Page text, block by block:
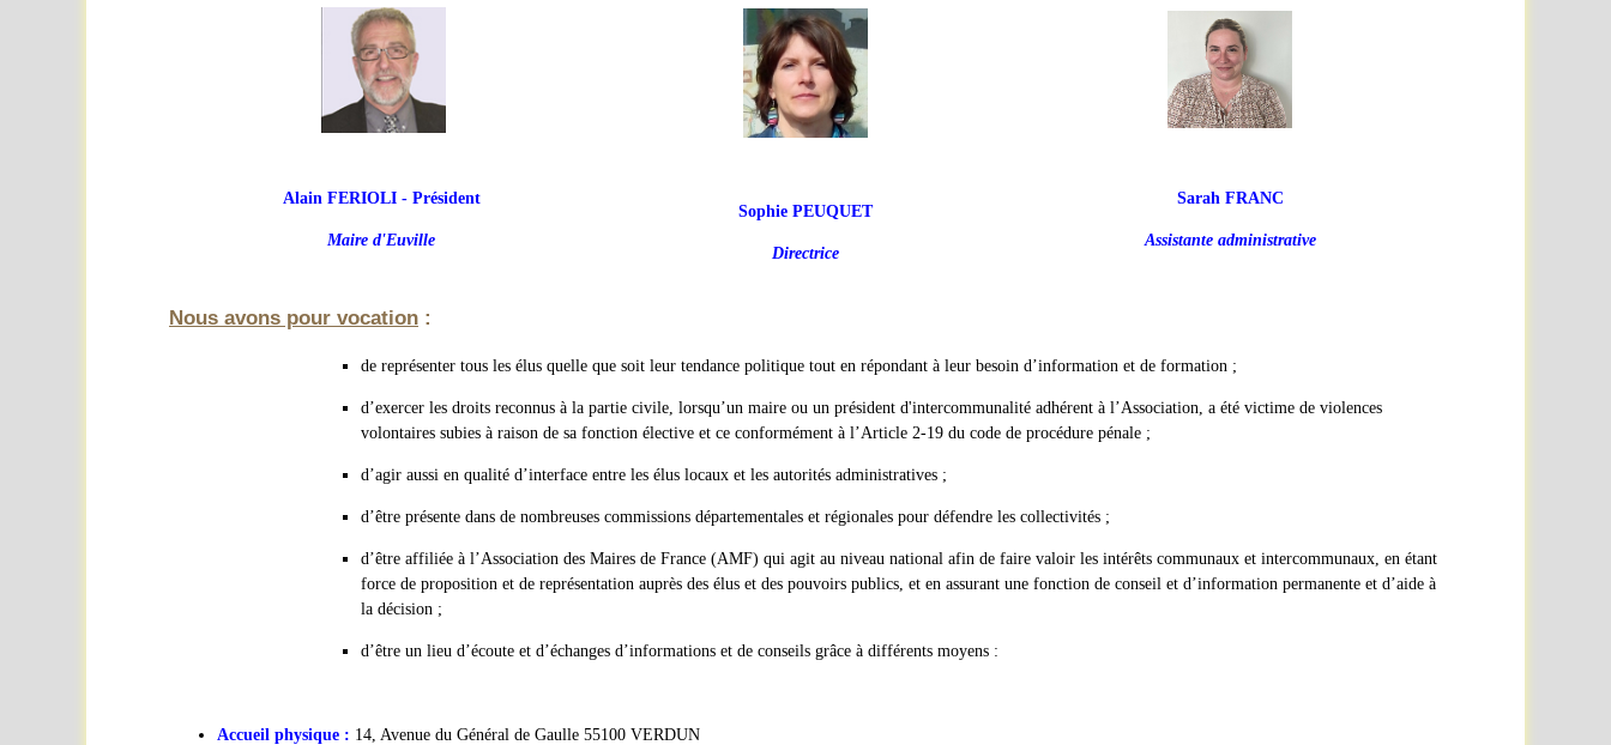
Alain FERIOLI - Président
Maire d'Euville
Sophie PEUQUET
Directrice
Sarah FRANC
Assistante administrative
Nous avons pour vocation :
de représenter tous les élus quelle que soit leur tendance politique tout en répondant à leur besoin d’information et de formation ;
d’exercer les droits reconnus à la partie civile, lorsqu’un maire ou un président d'intercommunalité adhérent à l’Association, a été victime de violences
volontaires subies à raison de sa fonction élective et ce conformément à l’Article 2-19 du code de procédure pénale ;
d’agir aussi en qualité d’interface entre les élus locaux et les autorités administratives ;
d’être présente dans de nombreuses commissions départementales et régionales pour défendre les collectivités ;
d’être affiliée à l’Association des Maires de France (AMF) qui agit au niveau national afin de faire valoir les intérêts communaux et intercommunaux, en étant
force de proposition et de représentation auprès des élus et des pouvoirs publics, et en assurant une fonction de conseil et d’information permanente et d’aide à
la décision ;
d’être un lieu d’écoute et d’échanges d’informations et de conseils grâce à différents moyens :
Accueil physique : 14, Avenue du Général de Gaulle 55100 VERDUN